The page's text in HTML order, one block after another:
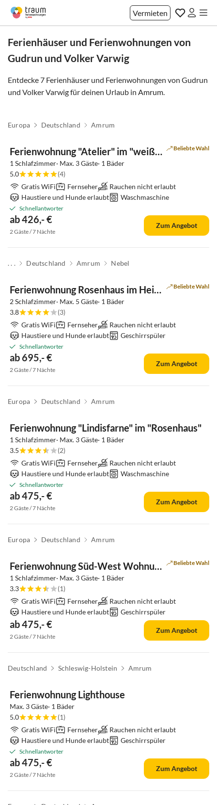
Vermieten
Ferienhäuser und Ferienwohnungen von
Gudrun und Volker Varwig
Entdecke 7 Ferienhäuser und Ferienwohnungen von Gudrun
und Volker Varwig für deinen Urlaub in Amrum.
Europa Deutschland Amrum
Tour
Ferienwohnung "Atelier" im "weißen Haus Varwig" Beliebte Wahl
1 Schlafzimmer· Max. 3 Gäste· 1 Bäder
5.0
(4)
Gratis WiFi
Fernseher
Rauchen nicht erlaubt
Haustiere und Hunde erlaubt
Waschmaschine
Schnellantworter
ab 426,- €
2 Gäste / 7 Nächte
Zum Angebot
. . . Deutschland Amrum Nebel
Tour
Ferienwohnung Rosenhaus im Heidepark Beliebte Wahl
2 Schlafzimmer· Max. 5 Gäste· 1 Bäder
3.8
(3)
Gratis WiFi
Fernseher
Rauchen nicht erlaubt
Haustiere und Hunde erlaubt
Geschirrspüler
Schnellantworter
ab 695,- €
2 Gäste / 7 Nächte
Zum Angebot
Europa Deutschland Amrum
Tour
Ferienwohnung "Lindisfarne" im "Rosenhaus"
1 Schlafzimmer· Max. 3 Gäste· 1 Bäder
3.5
(2)
Gratis WiFi
Fernseher
Rauchen nicht erlaubt
Haustiere und Hunde erlaubt
Waschmaschine
Schnellantworter
ab 475,- €
2 Gäste / 7 Nächte
Zum Angebot
Europa Deutschland Amrum
Tour
Ferienwohnung Süd-West Wohnung mit Wintergarten Beliebte Wahl
1 Schlafzimmer· Max. 3 Gäste· 1 Bäder
3.3
(1)
Gratis WiFi
Fernseher
Rauchen nicht erlaubt
Haustiere und Hunde erlaubt
Geschirrspüler
ab 475,- €
2 Gäste / 7 Nächte
Zum Angebot
Deutschland Schleswig-Holstein Amrum
Tour
Ferienwohnung Lighthouse
Max. 3 Gäste· 1 Bäder
5.0
(1)
Gratis WiFi
Fernseher
Rauchen nicht erlaubt
Haustiere und Hunde erlaubt
Geschirrspüler
Schnellantworter
ab 475,- €
2 Gäste / 7 Nächte
Zum Angebot